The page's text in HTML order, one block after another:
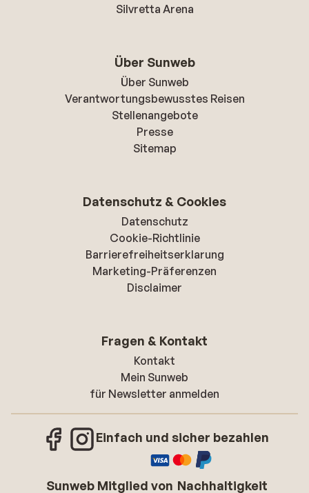
Silvretta Arena
Über Sunweb
Über Sunweb
Verantwortungsbewusstes Reisen
Stellenangebote
Presse
Sitemap
Datenschutz & Cookies
Datenschutz
Cookie-Richtlinie
Barrierefreiheitserklarung
Marketing-Präferenzen
Disclaimer
Fragen & Kontakt
Kontakt
Mein Sunweb
für Newsletter anmelden
Einfach und sicher bezahlen
Sunweb Mitglied von Nachhaltigkeit